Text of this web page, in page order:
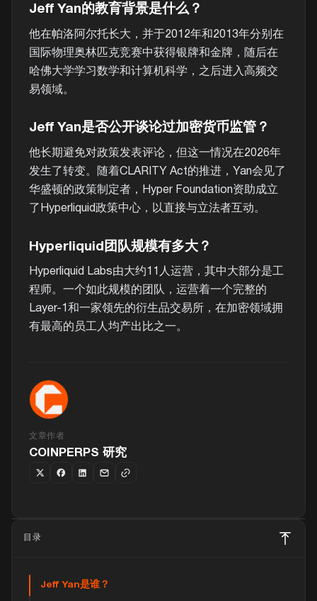
Jeff Yan的教育背景是什么？
他在帕洛阿尔托长大，并于2012年和2013年分别在
国际物理奥林匹克竞赛中获得银牌和金牌，随后在
哈佛大学学习数学和计算机科学，之后进入高频交
易领域。
Jeff Yan是否公开谈论过加密货币监管？
他长期避免对政策发表评论，但这一情况在2026年
发生了转变。随着CLARITY Act的推进，Yan会见了
华盛顿的政策制定者，Hyper Foundation资助成立
了Hyperliquid政策中心，以直接与立法者互动。
Hyperliquid团队规模有多大？
Hyperliquid Labs由大约11人运营，其中大部分是工
程师。一个如此规模的团队，运营着一个完整的
Layer-1和一家领先的衍生品交易所，在加密领域拥
有最高的员工人均产出比之一。
文章作者
COINPERPS 研究
目录
Jeff Yan是谁？